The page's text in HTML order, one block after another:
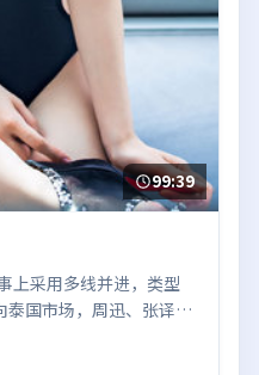
99:39
上采用多线并进，类型
泰国市场，周迅、张译、
键反转，结尾留白引发